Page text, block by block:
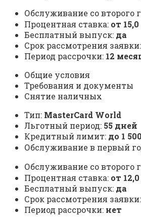
Обслуживание со второго
Процентная ставка: от 15,0
Бесплатный выпуск: да
Срок рассмотрения заявки:
Период рассрочки: 12
Общие условия
Требования и документы
Снятие наличных
Тип: MasterСard World
Льготный период: 55 дней
Кредитный лимит: до 1
Обслуживание в первый
Обслуживание со второго
Процентная ставка: от 12,0
Бесплатный выпуск: да
Срок рассмотрения заявки:
Период рассрочки: нет